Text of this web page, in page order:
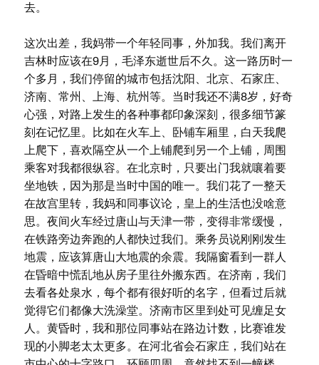
去。
这次出差，我妈带一个年轻同事，外加我。我们离开
吉林时应该在9月，毛泽东逝世后不久。这一路历时一
个多月，我们停留的城市包括沈阳、北京、石家庄、
济南、常州、上海、杭州等。当时我还不满8岁，好奇
心强，对路上发生的各种事都印象深刻，很多细节篆
刻在记忆里。比如在火车上、卧铺车厢里，白天我爬
上爬下，喜欢隔空从一个上铺爬到另一个上铺，周围
乘客对我都很纵容。在北京时，只要出门我就嚷着要
坐地铁，因为那是当时中国的唯一。我们花了一整天
在故宫里转，我妈和同事议论，皇上的生活也没啥意
思。夜间火车经过唐山与天津一带，变得非常缓慢，
在铁路旁边奔跑的人都快过我们。乘务员说刚刚发生
地震，应该算唐山大地震的余震。我隔窗看到一群人
在昏暗中慌乱地从房子里往外搬东西。在济南，我们
去看各处泉水，每个都有很好听的名字，但看过后就
觉得它们都像大洗澡堂。济南市区里到处可见缠足女
人。黄昏时，我和那位同事站在路边计数，比赛谁发
现的小脚老太太更多。在河北省会石家庄，我们站在